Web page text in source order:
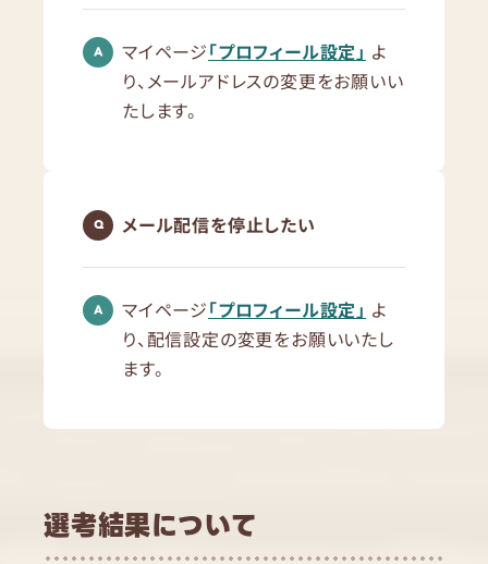
マイページ「プロフィール設定」 よ
り、メールアドレスの変更をお願いい
たします。
メール配信を停止したい
マイページ「プロフィール設定」 よ
り、配信設定の変更をお願いいたし
ます。
選考結果について